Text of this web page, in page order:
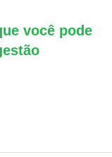
você pode